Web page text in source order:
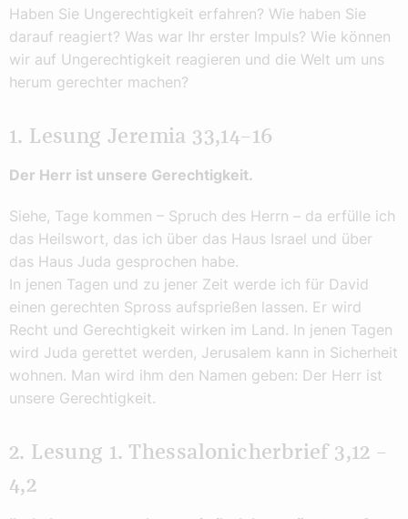
Haben Sie Ungerechtigkeit erfahren? Wie haben Sie
darauf reagiert? Was war Ihr erster Impuls? Wie können
wir auf Ungerechtigkeit reagieren und die Welt um uns
herum gerechter machen?
1. Lesung Jeremia 33,14–16
Der Herr ist unsere Gerechtigkeit.
Siehe, Tage kommen – Spruch des Herrn – da erfülle ich
das Heilswort, das ich über das Haus Israel und über
das Haus Juda gesprochen habe.
In jenen Tagen und zu jener Zeit werde ich für David
einen gerechten Spross aufsprießen lassen. Er wird
Recht und Gerechtigkeit wirken im Land. In jenen Tagen
wird Juda gerettet werden, Jerusalem kann in Sicherheit
wohnen. Man wird ihm den Namen geben: Der Herr ist
unsere Gerechtigkeit.
2. Lesung 1. Thessalonicherbrief 3,12 –
4,2